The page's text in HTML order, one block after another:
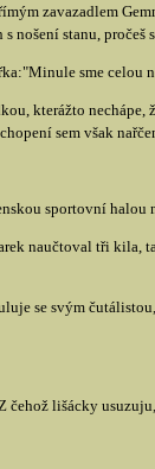
zavazadlem
nošení stanu, pročeš
sme celou
kterážto
sem však
sportovní halou
naučtoval tři kila,
se svým
lišácky